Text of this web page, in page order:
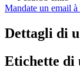
Mandate un email à
Dettagli di
Etichette di